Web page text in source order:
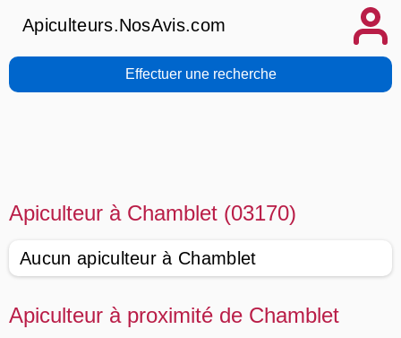
Apiculteurs.NosAvis.com
Effectuer une recherche
Apiculteur à Chamblet (03170)
Aucun apiculteur à Chamblet
Apiculteur à proximité de Chamblet